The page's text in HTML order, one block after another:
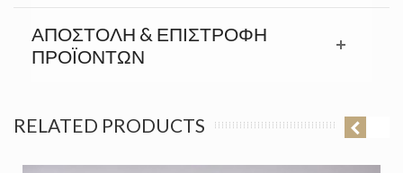
ΑΠΟΣΤΟΛΉ & ΕΠΙΣΤΡΟΦΉ
ΠΡΟΪΟΝΤΩΝ
RELATED PRODUCTS